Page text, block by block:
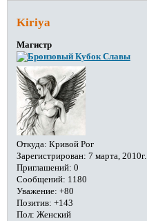
Kiriya
Магистр
Откуда: Кривой Рог
Зарегистрирован: 7 марта, 2010г.
Приглашений: 0
Сообщений: 1180
Уважение: +80
Позитив: +143
Пол: Женский